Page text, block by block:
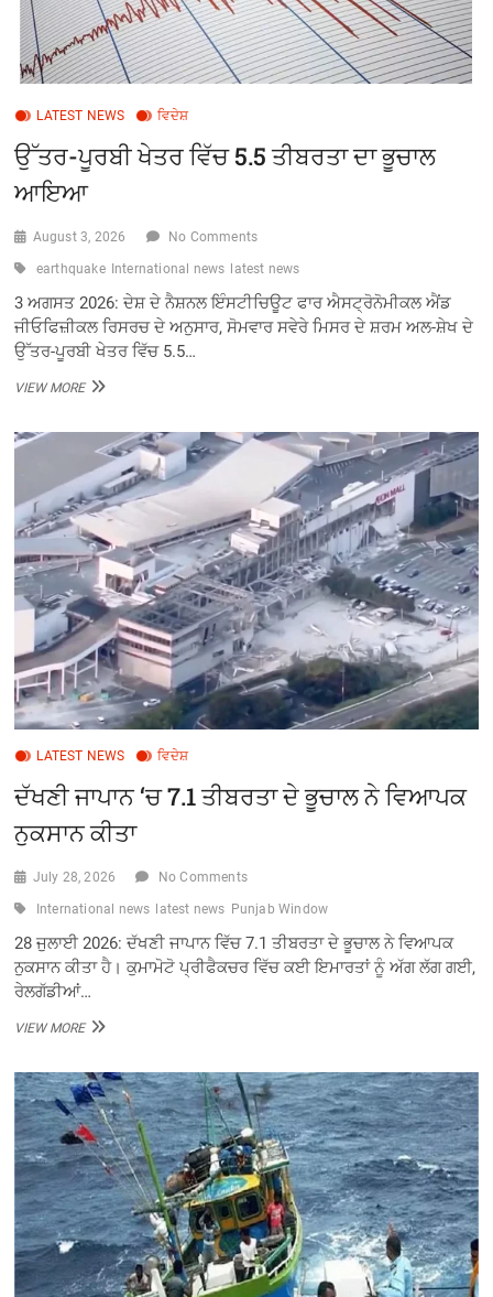
LATEST NEWS ਵਿਦੇਸ਼
ਉੱਤਰ-ਪੂਰਬੀ ਖੇਤਰ ਵਿੱਚ 5.5 ਤੀਬਰਤਾ ਦਾ ਭੂਚਾਲ
ਆਇਆ
August 3, 2026 No Comments
earthquake International news latest news
3 ਅਗਸਤ 2026: ਦੇਸ਼ ਦੇ ਨੈਸ਼ਨਲ ਇੰਸਟੀਚਿਊਟ ਫਾਰ ਐਸਟ੍ਰੋਨੋਮੀਕਲ ਐਂਡ
ਜੀਓਫਿਜ਼ੀਕਲ ਰਿਸਰਚ ਦੇ ਅਨੁਸਾਰ, ਸੋਮਵਾਰ ਸਵੇਰੇ ਮਿਸਰ ਦੇ ਸ਼ਰਮ ਅਲ-ਸ਼ੇਖ ਦੇ
ਉੱਤਰ-ਪੂਰਬੀ ਖੇਤਰ ਵਿੱਚ 5.5…
VIEW MOREਉੱਤਰ-
ਵਿੱਚ
5.5
ਤੀਬਰਤਾ
ਦਾ
ਭੂਚਾਲ
ਆਇਆ
LATEST NEWS ਵਿਦੇਸ਼
ਦੱਖਣੀ ਜਾਪਾਨ ‘ਚ 7.1 ਤੀਬਰਤਾ ਦੇ ਭੂਚਾਲ ਨੇ ਵਿਆਪਕ
ਨੁਕਸਾਨ ਕੀਤਾ
July 28, 2026 No Comments
International news latest news Punjab Window
28 ਜੁਲਾਈ 2026: ਦੱਖਣੀ ਜਾਪਾਨ ਵਿੱਚ 7.1 ਤੀਬਰਤਾ ਦੇ ਭੂਚਾਲ ਨੇ ਵਿਆਪਕ
ਨੁਕਸਾਨ ਕੀਤਾ ਹੈ। ਕੁਮਾਮੋਟੋ ਪ੍ਰੀਫੈਕਚਰ ਵਿੱਚ ਕਈ ਇਮਾਰਤਾਂ ਨੂੰ ਅੱਗ ਲੱਗ ਗਈ,
ਰੇਲਗੱਡੀਆਂ…
VIEW MOREਦੱਖਣੀ
7.1
ਤੀਬਰਤਾ
ਦੇ
ਭੂਚਾਲ
ਨੇ
ਵਿਆਪਕ
ਨੁਕਸਾਨ
ਕੀਤਾ